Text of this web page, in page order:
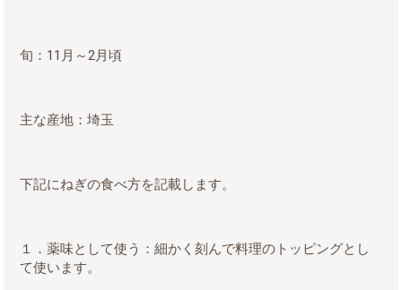
旬： 11 月～2月頃
主な産地：埼玉
下記にねぎの食べ方を記載します。
１．薬味として使う：細かく刻んで料理のトッピングとし
て使います。